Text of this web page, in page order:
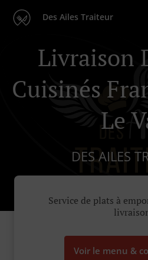
Des Ailes Traiteur
Livraison
Cuisinés
Le
DES AILES
Service de plats à
Voir le menu &